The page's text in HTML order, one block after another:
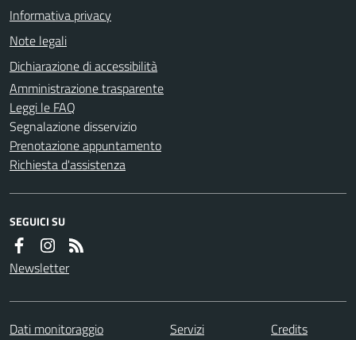
Informativa privacy
Note legali
Dichiarazione di accessibilità
Amministrazione trasparente
Leggi le FAQ
Segnalazione disservizio
Prenotazione appuntamento
Richiesta d'assistenza
SEGUICI SU
Newsletter
Dati monitoraggio Servizi
Credits